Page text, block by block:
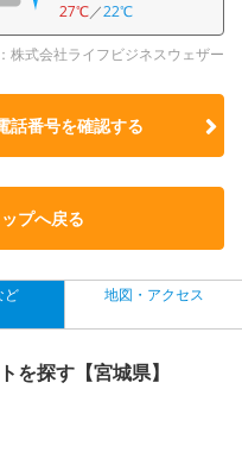
27℃／22℃
株式会社ライフビジネスウェザー
話番号を確認する
プへ戻る
ど 地図・アクセス
を探す【宮城県】